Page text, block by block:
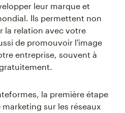
leur marque et
Ils permettent non
la relation avec votre
de promouvoir l'image
entreprise, souvent à
la première étape
sur les réseaux